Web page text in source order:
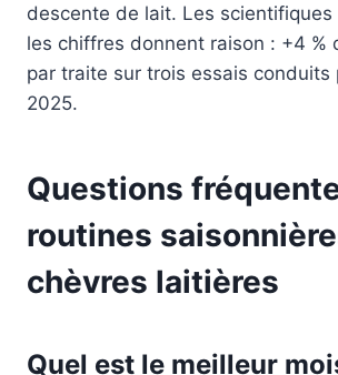
descente de lait. Les scientifiques
les chiffres donnent raison : +4 %
par traite sur trois essais conduits
2025.
Questions
routines
chèvres laitières
Quel est le meilleur